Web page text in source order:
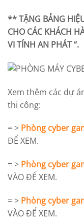
** TẶNG BẢNG
CHO CÁC KHÁCH
VI TÍNH AN PHÁT “.
Xem thêm các dự
thi công:
= > Phòng cyber
ĐỂ XEM.
= > Phòng cyber
VÀO ĐỂ XEM.
= > Phòng cyber
VÀO ĐỂ XEM.